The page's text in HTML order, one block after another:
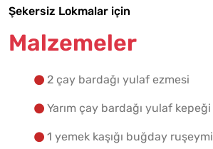
Şekersiz Lokmalar için
Malzemeler
2 çay bardağı yulaf ezmesi
Yarım çay bardağı yulaf kepeği
1 yemek kaşığı buğday ruşeymi